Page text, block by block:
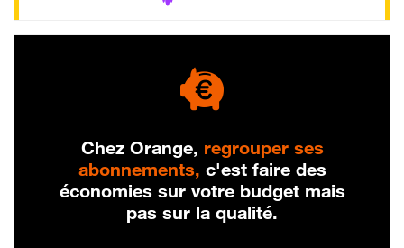
Chez Orange, regrouper ses
abonnements, c'est faire des
économies sur votre budget mais
pas sur la qualité.